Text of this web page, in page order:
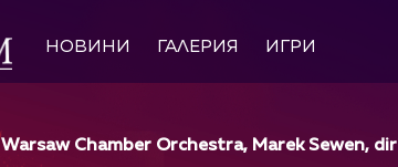
НОВИНИ ГАЛЕРИЯ ИГРИ
Warsaw Chamber Orchestra, Marek Sewen, dir